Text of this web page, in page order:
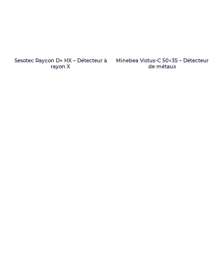
Sesotec Raycon D+ HX – Détecteur à
rayon X
Minebea Vistus-C 50×35 – Détecteur
de métaux